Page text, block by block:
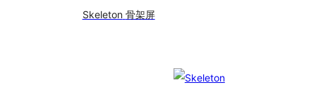
Skeleton 骨架屏